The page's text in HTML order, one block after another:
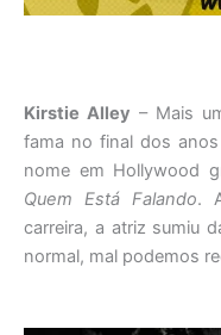
Kirstie Alley – Mais
fama no final dos
nome em Hollywood
Quem Está Falando.
carreira, a atriz sumiu
normal, mal podemos